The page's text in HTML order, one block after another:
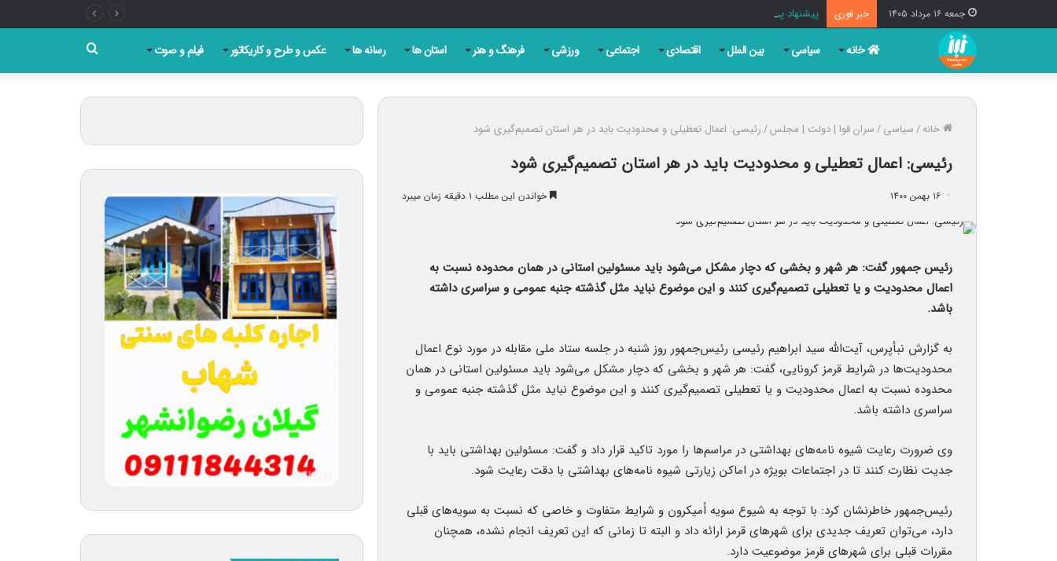
جمعه ۱۶ مرداد ۱۴۰۵ خبر فوری پیشنهاد پزشکیان برای نامگذاری روز تبریز به بهانه سالروز مشروطه
خانه سیاسی بین الملل اقتصادی اجتماعی ورزشی فرهنگ و هنر استان ها رسانه ها عکس و طرح و کاریکاتور فیلم و صوت
برای
خانه/سیاسی/سران قوا | دولت | مجلس/رئیسی: اعمال تعطیلی و محدودیت باید در هر استان تصمیم‌گیری شود
رئیسی: اعمال تعطیلی و محدودیت باید در هر استان تصمیم‌گیری شود
۱۶ بهمن ۱۴۰۰ خواندن این مطلب ۱ دقیقه زمان میبرد
رئیس جمهور گفت: هر شهر و بخشی که دچار مشکل می‌شود باید مسئولین استانی در همان محدوده نسبت به
اعمال محدودیت و یا تعطیلی تصمیم‌گیری کنند و این موضوع نباید مثل گذشته جنبه عمومی و سراسری داشته
باشد.
به گزارش نبأپرس، آیت‌الله سید ابراهیم رئیسی رئیس‌جمهور روز شنبه در جلسه ستاد ملی مقابله در مورد نوع اعمال
محدودیت‌ها در شرایط قرمز کرونایی، گفت: هر شهر و بخشی که دچار مشکل می‌شود باید مسئولین استانی در همان
محدوده نسبت به اعمال محدودیت و یا تعطیلی تصمیم‌گیری کنند و این موضوع نباید مثل گذشته جنبه عمومی و
سراسری داشته باشد.
وی ضرورت رعایت شیوه نامه‌های بهداشتی در مراسم‌‌ها را مورد تاکید قرار داد و گفت: مسئولین بهداشتی باید با
جدیت نظارت کنند تا در اجتماعات بویژه در اماکن زیارتی شیوه نامه‌های بهداشتی با دقت رعایت شود.
رئیس‌جمهور خاطرنشان کرد: با توجه به شیوع سویه اُمیکرون و شرایط متفاوت و خاصی که نسبت به سویه‌های قبلی
دارد، می‌توان تعریف جدیدی برای شهرهای قرمز ارائه داد و البته تا زمانی که این تعریف انجام نشده، همچنان
مقررات قبلی برای شهرهای قرمز موضوعیت دارد.